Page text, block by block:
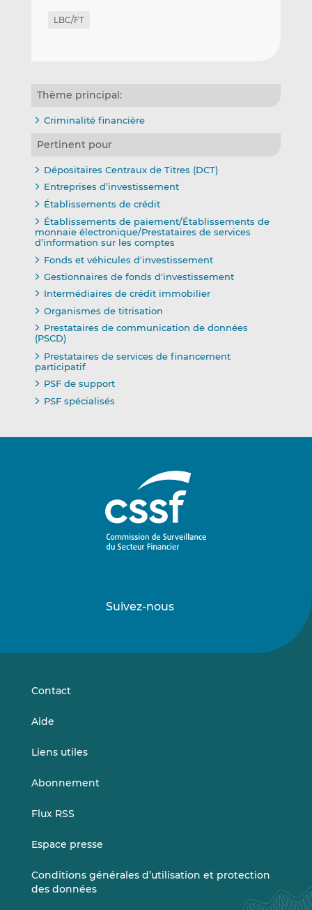
LBC/FT
Thème principal:
Criminalité financière
Pertinent pour
Dépositaires Centraux de Titres (DCT)
Entreprises d’investissement
Établissements de crédit
Établissements de paiement/Établissements de
monnaie électronique/Prestataires de services
d’information sur les comptes
Fonds et véhicules d'investissement
Gestionnaires de fonds d'investissement
Intermédiaires de crédit immobilier
Organismes de titrisation
Prestataires de communication de données
(PSCD)
Prestataires de services de financement
participatif
PSF de support
PSF spécialisés
Suivez-nous
sursur
Contact
Aide
Liens utiles
Abonnement
Flux RSS
Espace presse
Conditions générales d’utilisation et protection
des données